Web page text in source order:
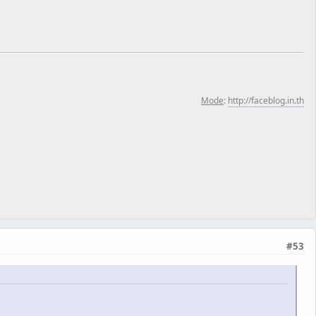
Mode: http://faceblog.in.th
#53